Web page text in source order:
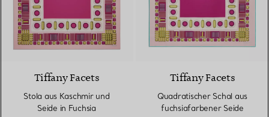
3 Farben
Tiffany Facets
Stola aus Kaschmir und
Seide in Fuchsia
Tiffany Facets
Quadratischer Schal aus
fuchsiafarbener Seide